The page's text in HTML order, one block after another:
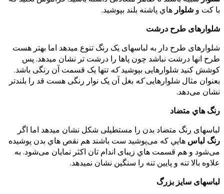
با کت و شلوار هاي پاشنه بلند بپوشید.
شلوارهای طرح درشت
شلوارهای طرح دار به لباسهای یک رنگ تنوع میدهد اما بهتر هست
طرح انها درشت نباشد چون پاها را درشت تر نشان میدهد. پس
کوشش کنید شلوارهایی بپوشیدکه تنها یک قسمت آن رنگی باشد.
بعنوان مثال شلوارهاییکه بغل آن یک نوار رنگی هست قد را بلندتر
نشان می‌دهد.
رنگ هاي متضاد
لباسهای رنگ متضاد بدن را مستطیلی شکل نشان میدهد اما اگر
رنگ لباس هایي که می‌پوشید ست باشند هم نقص هاي بدن پوشیده
می‌شود و هم قسمت هاي زیبای اندام تان اکثر نمایان می‌شود. به
علاوه بالا تنه و پایین تنه را سنگین نشان نمیدهد.
لباسهای سایز بزرگ